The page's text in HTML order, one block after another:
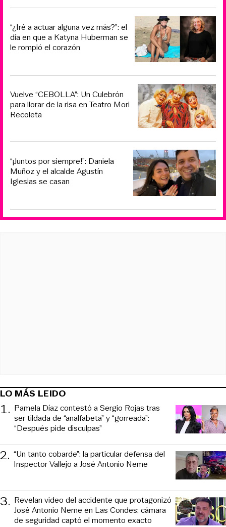
“¿Iré a actuar alguna vez más?”: el
día en que a Katyna Huberman se
le rompió el corazón
Vuelve “CEBOLLA”: Un Culebrón
para llorar de la risa en Teatro Mori
Recoleta
“¡Juntos por siempre!”: Daniela
Muñoz y el alcalde Agustín
Iglesias se casan
LO MÁS LEIDO
1. Pamela Díaz contestó a Sergio Rojas tras
ser tildada de “analfabeta” y “gorreada”:
“Después pide disculpas”
2. “Un tanto cobarde”: la particular defensa del
Inspector Vallejo a José Antonio Neme
3. Revelan video del accidente que protagonizó
José Antonio Neme en Las Condes: cámara
de seguridad captó el momento exacto